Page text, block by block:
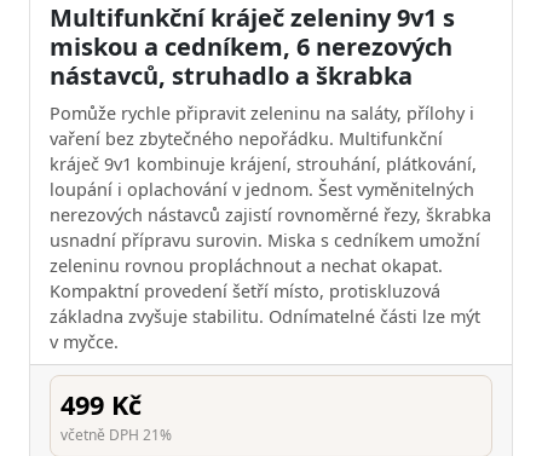
Multifunkční kráječ zeleniny 9v1 s
miskou a cedníkem, 6 nerezových
nástavců, struhadlo a škrabka
Pomůže rychle připravit zeleninu na saláty, přílohy i
vaření bez zbytečného nepořádku. Multifunkční
kráječ 9v1 kombinuje krájení, strouhání, plátkování,
loupání i oplachování v jednom. Šest vyměnitelných
nerezových nástavců zajistí rovnoměrné řezy, škrabka
usnadní přípravu surovin. Miska s cedníkem umožní
zeleninu rovnou propláchnout a nechat okapat.
Kompaktní provedení šetří místo, protiskluzová
základna zvyšuje stabilitu. Odnímatelné části lze mýt
v myčce.
499 Kč
včetně DPH 21%